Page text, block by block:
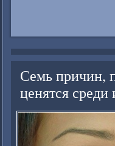
Семь причин,
ценятся